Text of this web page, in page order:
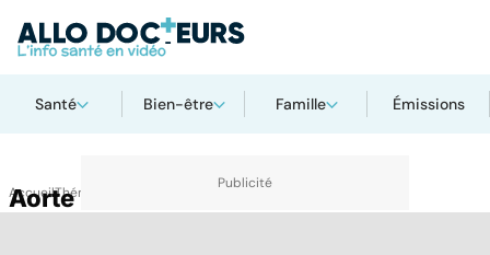
Santé Bien-être Famille Émissions
AccueilThématiques
Aorte